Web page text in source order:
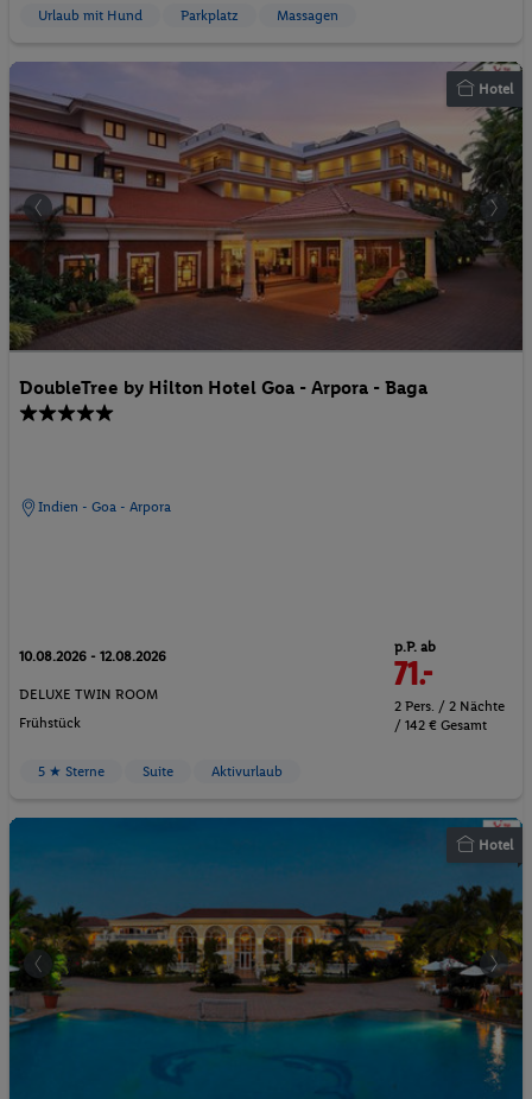
Urlaub mit Hund Parkplatz Massagen
Hotel
DoubleTree by Hilton Hotel Goa - Arpora - Baga
Indien - Goa - Arpora
10.08.2026 - 12.08.2026
DELUXE TWIN ROOM
Frühstück
p.P. ab
71.-
2 Pers. / 2 Nächte
/ 142 € Gesamt
5 ★ Sterne Suite Aktivurlaub
Hotel